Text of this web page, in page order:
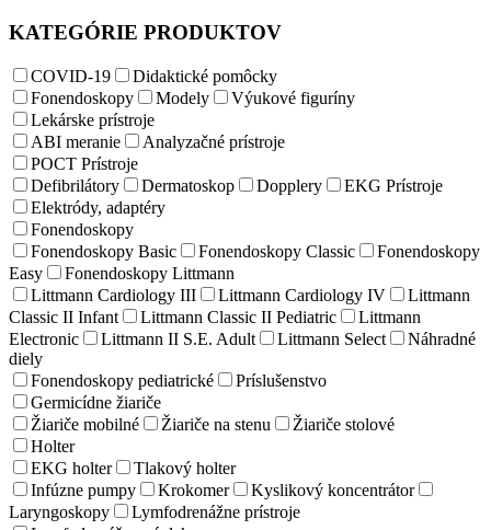
KATEGÓRIE PRODUKTOV
COVID-19
Didaktické pomôcky
Fonendoskopy
Modely
Výukové figuríny
Lekárske prístroje
ABI meranie
Analyzačné prístroje
POCT Prístroje
Defibrilátory
Dermatoskop Dopplery
EKG Prístroje
Elektródy, adaptéry
Fonendoskopy
Fonendoskopy Basic
Fonendoskopy Classic
Fonendoskopy
Easy
Fonendoskopy Littmann
Littmann Cardiology III
Littmann Cardiology IV
Littmann
Classic II Infant
Littmann Classic II Pediatric
Littmann
Electronic
Littmann II S.E. Adult Littmann Select
Náhradné
diely
Fonendoskopy pediatrické
Príslušenstvo
Germicídne žiariče
Žiariče mobilné
Žiariče na stenu
Žiariče stolové
Holter
EKG holter
Tlakový holter
Infúzne pumpy
Krokomer
Kyslikový koncentrátor
Laryngoskopy
Lymfodrenážne prístroje